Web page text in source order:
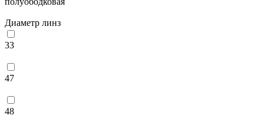
Диаметр линз
33
47
48